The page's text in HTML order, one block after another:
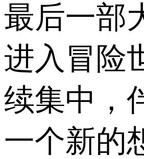
最后一部
进入冒险
续集中，
一个新的